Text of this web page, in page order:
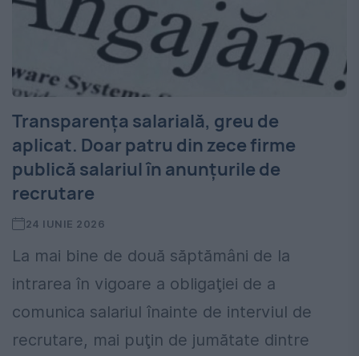
Transparenţa salarială, greu de
aplicat. Doar patru din zece firme
publică salariul în anunţurile de
recrutare
24 IUNIE 2026
La mai bine de două săptămâni de la
intrarea în vigoare a obligaţiei de a
comunica salariul înainte de interviul de
recrutare, mai puţin de jumătate dintre